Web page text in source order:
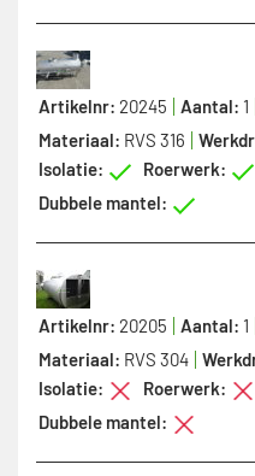
Artikelnr: 20245 Aantal: 1
Materiaal: RVS 316
Isolatie:
Roerwerk:
Dubbele mantel:
Artikelnr: 20205 Aantal: 1
Materiaal: RVS 304
Isolatie:
Roerwerk:
Dubbele mantel: